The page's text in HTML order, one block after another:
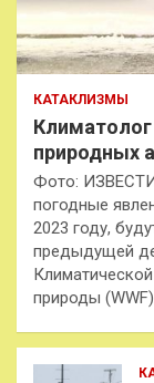
КАТАКЛИЗМЫ
природных
Фото:
погодные
2023 году,
предыдущей
природы